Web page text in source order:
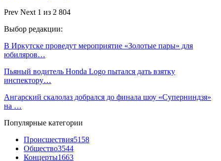
Prev Next 1 из 2 804
Выбор редакции:
В Иркутске проведут мероприятие «Золотые пары» для
юбиляров…
Пьяный водитель Honda Logo пытался дать взятку
инспектору…
Ангарский скалолаз добрался до финала шоу «Суперниндзя»
на …
Популярные категории
Происшествия5158
Общество3544
Концерты1663